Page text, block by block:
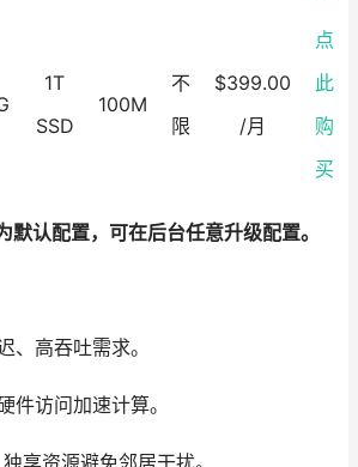
1T
SSD
100M
不
限
$399.00
/月
点
此
购
买
默认配置，可在后台任意升级配置。
、高吞吐需求。
件访问加速计算。